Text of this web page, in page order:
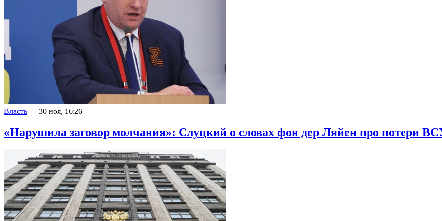
Власть 30 ноя, 16:26
«Нарушила заговор молчания»: Слуцкий о словах фон дер Ляйен про потери